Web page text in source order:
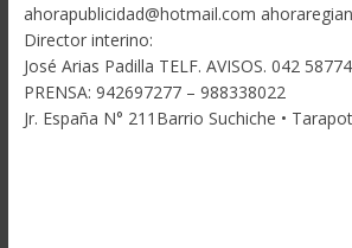
ahorapublicidad@hotmail.com
Director interino:
José Arias Padilla TELF. AVISOS. 042
PRENSA: 942697277 – 988338022
Jr. España N° 211Barrio Suchiche •